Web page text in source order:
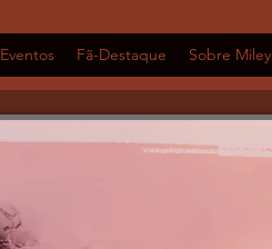
Eventos Fã-Destaque Sobre Miley